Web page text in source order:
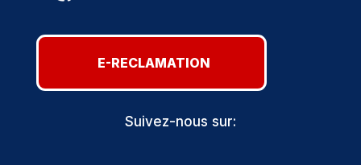
E-RECLAMATION
Suivez-nous sur: